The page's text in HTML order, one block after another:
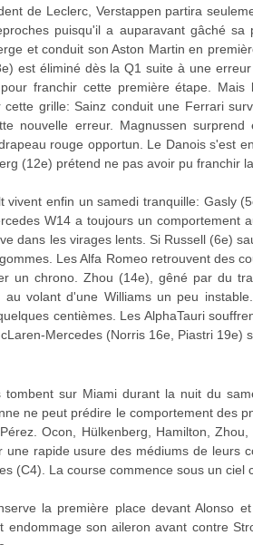
de Leclerc, Verstappen partira
puisqu'il a auparavant gâché
et conduit son Aston Martin en
est éliminé dès la Q1 suite à une
franchir cette première étape.
cette grille: Sainz conduit une Ferrari
nouvelle erreur. Magnussen
rouge opportun. Le Danois s'est
(12e) prétend ne pas avoir pu franchir
vivent enfin un samedi tranquille: Gasly
W14 a toujours un comportement
dans les virages lents. Si Russell (6e)
Les Alfa Romeo retrouvent des
un chrono. Zhou (14e), gêné par du
au volant d'une Williams un peu
centièmes. Les AlphaTauri
Mercedes (Norris 16e, Piastri
tombent sur Miami durant la nuit du
ne peut prédire le comportement des
Ocon, Hülkenberg, Hamilton,
une rapide usure des médiums de leurs
(C4). La course commence sous un
la première place devant Alonso
endommage son aileron avant contre